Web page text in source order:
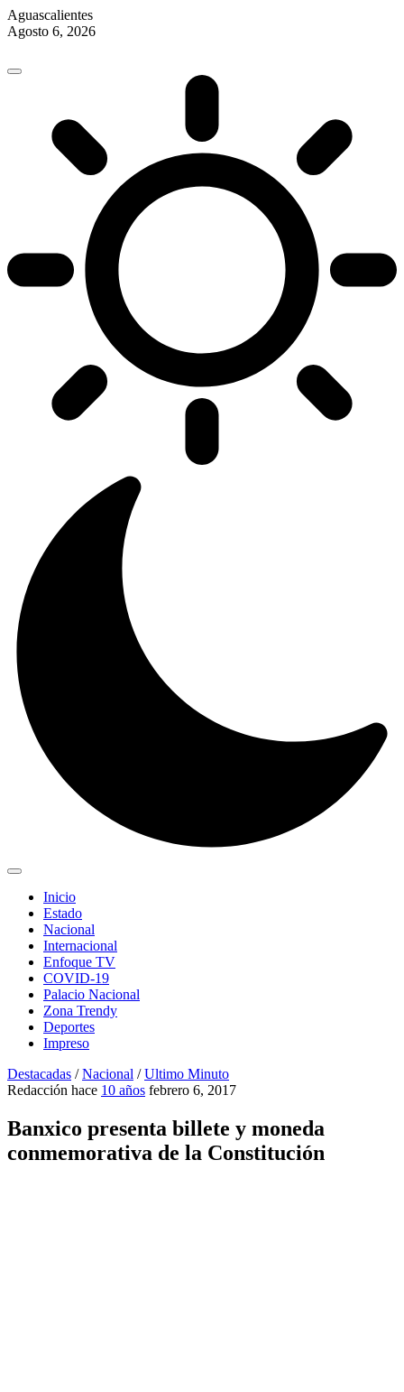
Aguascalientes
Agosto 6, 2026
content
Inicio
Estado
Nacional
Internacional
Enfoque TV
COVID-19
Palacio Nacional
Zona Trendy
Deportes
Impreso
Destacadas /Nacional /Ultimo Minuto
Redacción hace 10 años febrero 6, 2017
Banxico presenta billete y moneda
conmemorativa de la Constitución